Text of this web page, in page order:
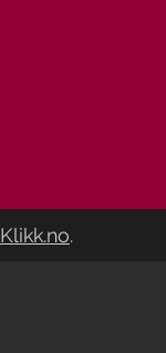
Klikk.no.